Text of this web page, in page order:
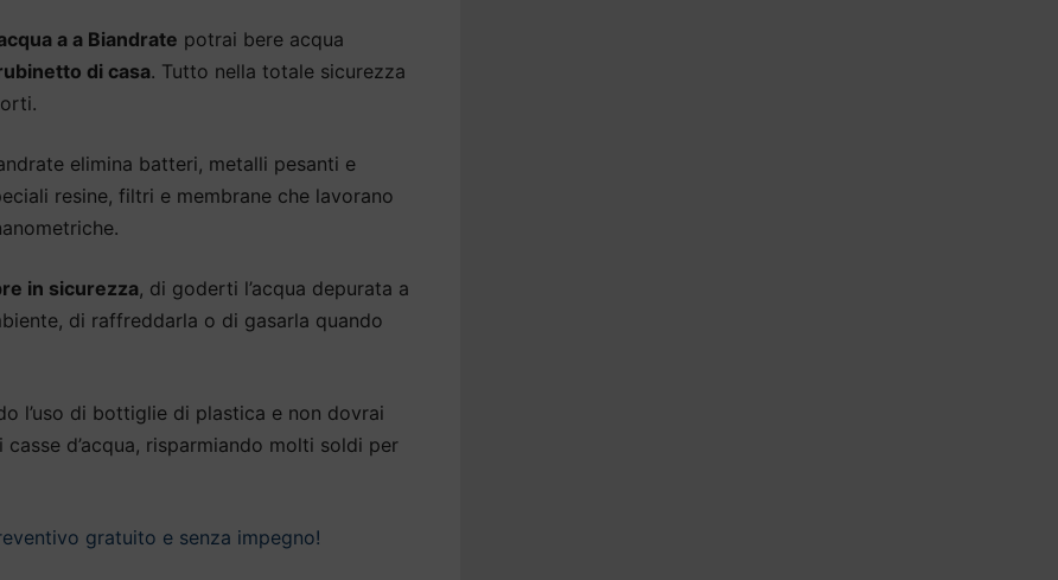
a a Biandrate potrai bere acqua
di casa. Tutto nella totale sicurezza
elimina batteri, metalli pesanti e
resine, filtri e membrane che lavorano
in sicurezza, di goderti l’acqua depurata a
di raffreddarla o di gasarla quando
l’uso di bottiglie di plastica e non dovrai
d’acqua, risparmiando molti soldi per
gratuito e senza impegno!